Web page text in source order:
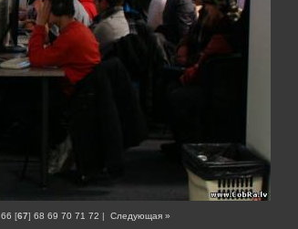
66 [67] 68 69 70 71 72 | Следующая »